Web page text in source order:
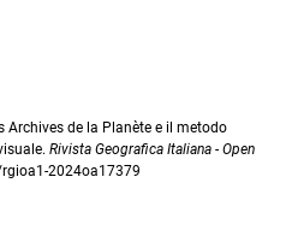
Archives de la Planète e il metodo
Rivista Geografica Italiana - Open
2024oa17379